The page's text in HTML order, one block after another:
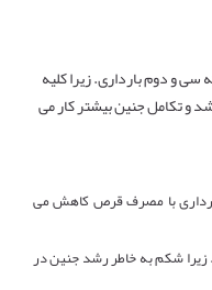
سی و دوم بارداری. زیرا کلیه
و تکامل جنین بیشتر کار می
با مصرف قرص کاهش می
شکم به خاطر رشد جنین در